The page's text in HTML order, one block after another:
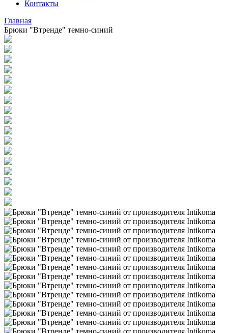
Контакты
Главная
Брюки "Втренде" темно-синий